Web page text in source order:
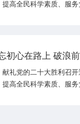
高全民科学素质、服
初心在路上 破浪
礼党的二十大胜利召
高全民科学素质、服